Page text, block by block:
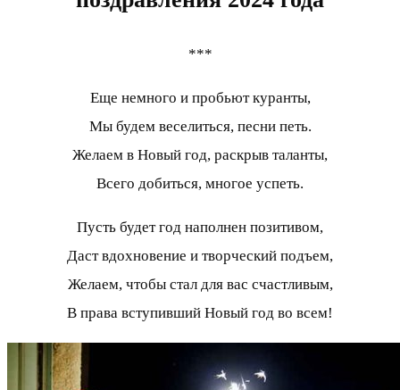
***
Еще немного и пробьют куранты,
Мы будем веселиться, песни петь.
Желаем в Новый год, раскрыв таланты,
Всего добиться, многое успеть.
Пусть будет год наполнен позитивом,
Даст вдохновение и творческий подъем,
Желаем, чтобы стал для вас счастливым,
В права вступивший Новый год во всем!